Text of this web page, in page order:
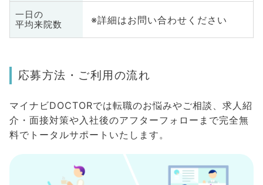
一日の
平均来院数
※詳細はお問い合わせください
応募方法・ご利用の流れ
マイナビDOCTORでは転職のお悩みやご相談、求人紹
介・面接対策や入社後のアフターフォローまで完全無
料でトータルサポートいたします。